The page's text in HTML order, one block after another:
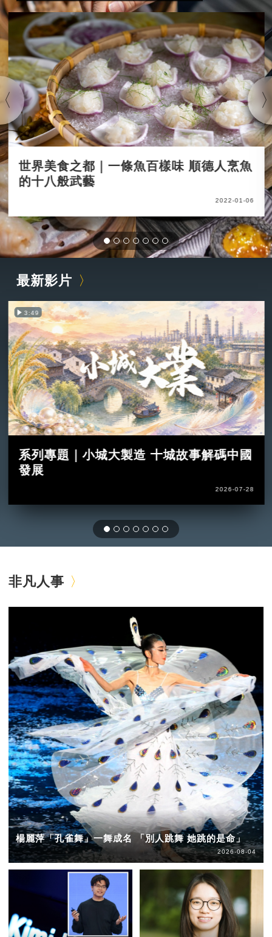
世界美食之都｜一條魚百樣味 順德人烹魚
的十八般武藝
2022-01-06
最新影片
3:49
系列專題｜小城大製造 十城故事解碼中國
發展
2026-07-28
非凡人事
楊麗萍「孔雀舞」一舞成名 「別人跳舞 她跳的是命」
2026-08-04